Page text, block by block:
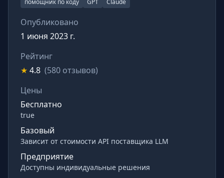
помощник по коду
GPT Claude
Опубликовано
1 июня 2023 г.
Рейтинг
★ 4.8 (580 отзывов)
Цены
Бесплатно
true
Базовый
Зависит от стоимости API поставщика LLM
Предприятие
Доступны индивидуальные решения